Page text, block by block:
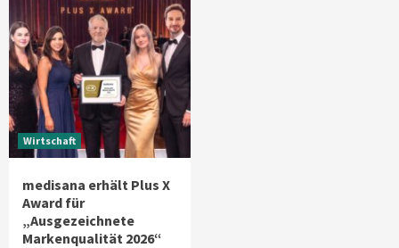
Wirtschaft
medisana erhält Plus X
Award für
„Ausgezeichnete
Markenqualität 2026“